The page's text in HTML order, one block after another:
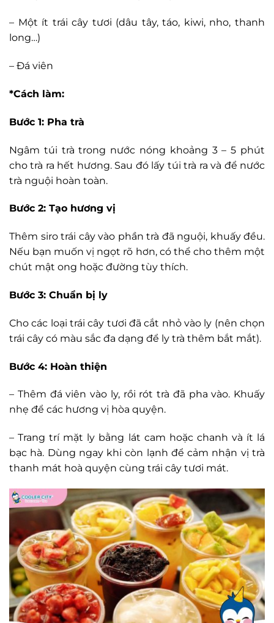
– Một ít trái cây tươi (dâu tây, táo, kiwi, nho, thanh
long…)
– Đá viên
*Cách làm:
Bước 1: Pha trà
Ngâm túi trà trong nước nóng khoảng 3 – 5 phút
cho trà ra hết hương. Sau đó lấy túi trà ra và để nước
trà nguội hoàn toàn.
Bước 2: Tạo hương vị
Thêm siro trái cây vào phần trà đã nguội, khuấy đều.
Nếu bạn muốn vị ngọt rõ hơn, có thể cho thêm một
chút mật ong hoặc đường tùy thích.
Bước 3: Chuẩn bị ly
Cho các loại trái cây tươi đã cắt nhỏ vào ly (nên chọn
trái cây có màu sắc đa dạng để ly trà thêm bắt mắt).
Bước 4: Hoàn thiện
– Thêm đá viên vào ly, rồi rót trà đã pha vào. Khuấy
nhẹ để các hương vị hòa quyện.
– Trang trí mặt ly bằng lát cam hoặc chanh và ít lá
bạc hà. Dùng ngay khi còn lạnh để cảm nhận vị trà
thanh mát hoà quyện cùng trái cây tươi mát.